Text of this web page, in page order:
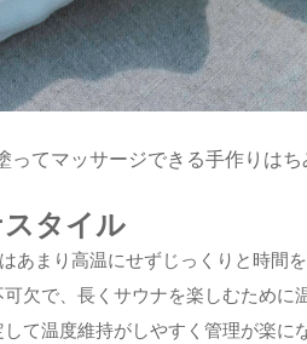
てマッサージできる手作りはち
タイル
まり高温にせずじっくりと時間
欠で、長くサウナを楽しむために
て温度維持がしやすく管理が楽に